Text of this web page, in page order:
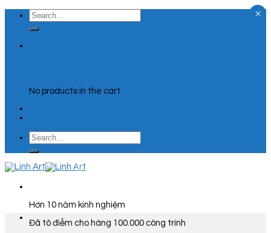
Skip
content
Search
for:
No products in the cart.
Search
for:
Hơn 10 năm kinh nghiệm
Đã tô điểm cho hàng 100.000 công trình
×